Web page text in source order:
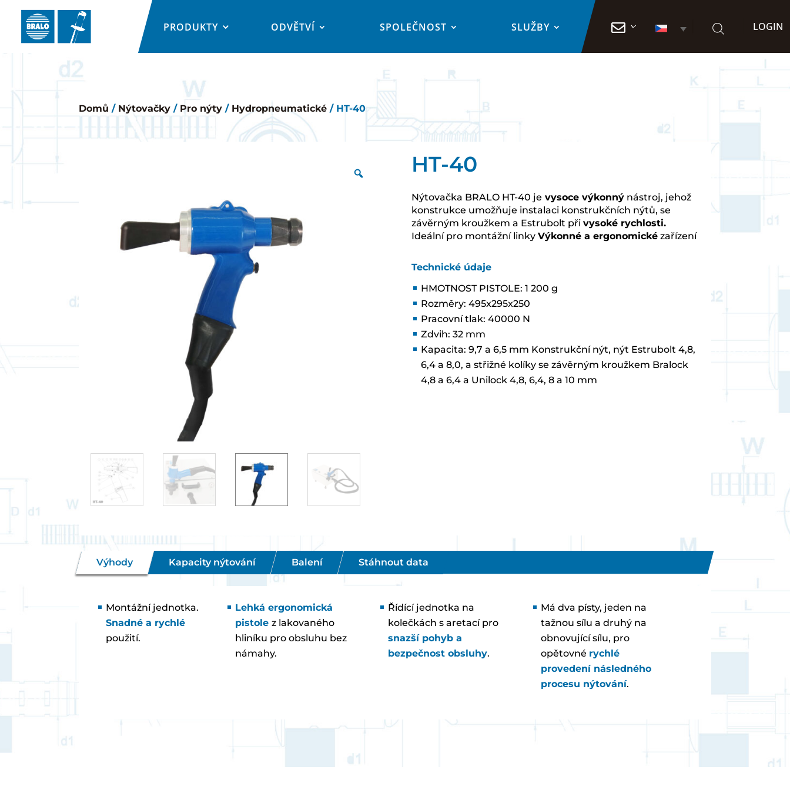
PRODUKTY ODVĚTVÍ SPOLEČNOST SLUŽBY  LOGIN
Domů / Nýtovačky / Pro nýty / Hydropneumatické / HT-40
HT-40
Nýtovačka BRALO HT-40 je vysoce výkonný nástroj, jehož
konstrukce umožňuje instalaci konstrukčních nýtů, se
závěrným kroužkem a Estrubolt přivysoké rychlosti.
Ideální pro montážní linkyVýkonné a ergonomické zařízení
Technické údaje
HMOTNOST PISTOLE: 1 200 g
Rozměry: 495x295x250
Pracovní tlak: 40000 N
Zdvih: 32 mm
Kapacita: 9,7 a 6,5 mm Konstrukční nýt, nýt Estrubolt 4,8,
6,4 a 8,0, a střižné kolíky se závěrným kroužkem Bralock
4,8 a 6,4 a Unilock 4,8, 6,4, 8 a 10 mm
Výhody Kapacity nýtování Balení Stáhnout data
Montážní jednotka.
Snadné a rychlé
použití.
Lehká ergonomická
pistolez lakovaného
hliníku pro obsluhu bez
námahy.
Řídící jednotka na
kolečkách s aretací pro
snazší pohyb a
bezpečnost obsluhy.
Má dva písty, jeden na
tažnou sílu a druhý na
obnovující sílu, pro
opětovné rychlé
provedení následného
procesu nýtování.